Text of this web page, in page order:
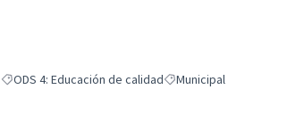
Resultados al filtrar por: ODS 4: Educación de calidad
ODS 4: Educación de calidadResultados al filtrar por:
Municipal